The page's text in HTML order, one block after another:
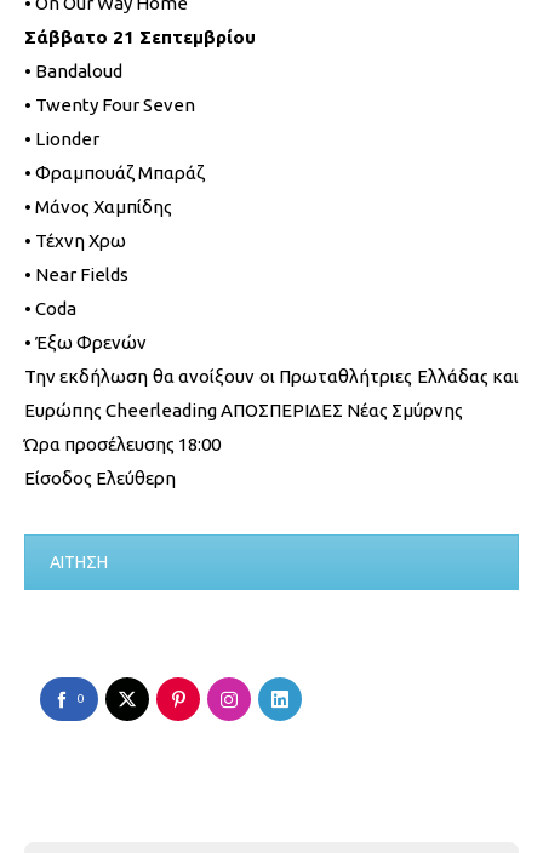
Σάββατο 21 Σεπτεμβρίου
• Bandaloud
• Twenty Four Seven
• Lionder
• Φραμπουάζ Μπαράζ
• Μάνος Χαμπίδης
• Τέχνη Χρω
• Near Fields
• Coda
• Έξω Φρενών
Την εκδήλωση θα ανοίξουν οι Πρωταθλήτριες Ελλάδας και
Ευρώπης Cheerleading ΑΠΟΣΠΕΡΙΔΕΣ Νέας Σμύρνης
Ώρα προσέλευσης 18:00
Είσοδος Ελεύθερη
ΑΙΤΗΣΗ
0